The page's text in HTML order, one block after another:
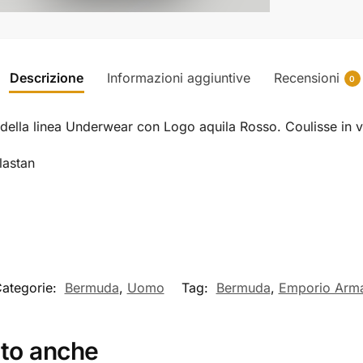
Descrizione Informazioni aggiuntive Recensioni 0
linea Underwear con Logo aquila Rosso. Coulisse in
Bermuda, Uomo Tag: Bermuda, Emporio
anche